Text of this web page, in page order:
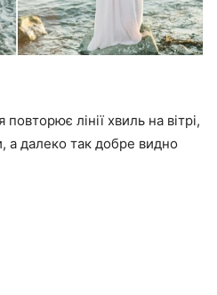
лінії хвиль на вітрі,
а далеко так добре видно